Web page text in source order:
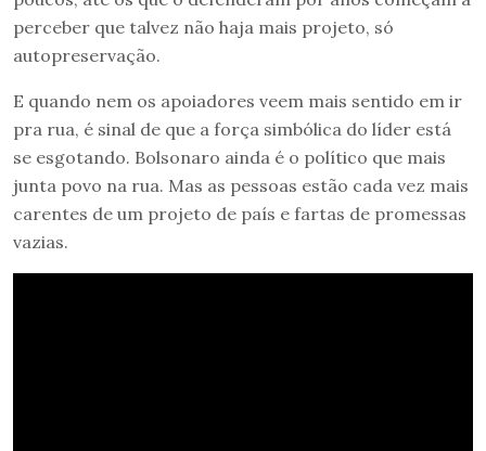
perceber que talvez não haja mais projeto, só
autopreservação.
E quando nem os apoiadores veem mais sentido em ir
pra rua, é sinal de que a força simbólica do líder está
se esgotando. Bolsonaro ainda é o político que mais
junta povo na rua. Mas as pessoas estão cada vez mais
carentes de um projeto de país e fartas de promessas
vazias.